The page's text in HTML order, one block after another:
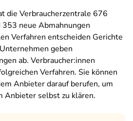
die Verbraucherzentrale 676
neue Abmahnungen
Verfahren entscheiden Gerichte
geben
ab. Verbraucher:innen
Verfahren. Sie können
Anbieter darauf berufen, um
Anbieter selbst zu klären.